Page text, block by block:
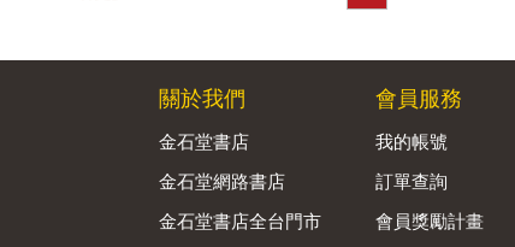
關於我們
金石堂書店
金石堂網路書店
金石堂書店全台門市
會員服務
我的帳號
訂單查詢
會員獎勵計畫